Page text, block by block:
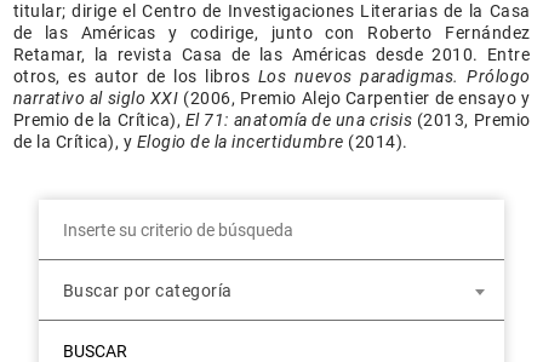
titular; dirige el Centro de Investigaciones Literarias de la Casa
de las Américas y codirige, junto con Roberto Fernández
Retamar, la revista Casa de las Américas desde 2010. Entre
otros, es autor de los libros Los nuevos paradigmas. Prólogo
narrativo al siglo XXI (2006, Premio Alejo Carpentier de ensayo y
Premio de la Crítica), El 71: anatomía de una crisis (2013, Premio
de la Crítica), y Elogio de la incertidumbre (2014).
Buscar por categoría
BUSCAR